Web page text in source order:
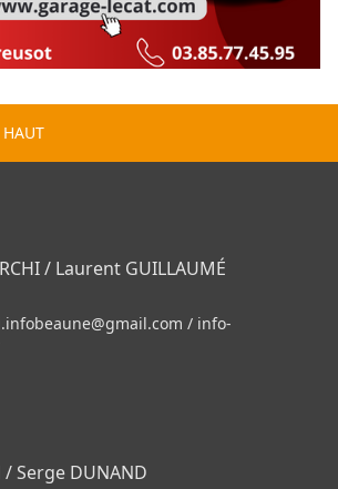
HAUT
/ Laurent GUILLAUMÉ
/ info-
/ Serge DUNAND